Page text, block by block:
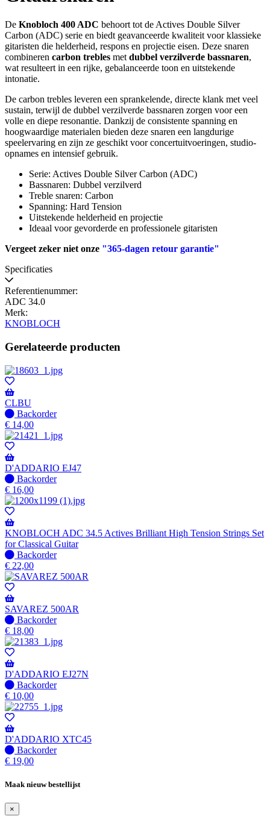
De Knobloch 400 ADC behoort tot de Actives Double Silver
Carbon (ADC) serie en biedt geavanceerde kwaliteit voor klassieke
gitaristen die helderheid, respons en projectie eisen. Deze snaren
combineren carbon trebles met dubbel verzilverde bassnaren,
wat resulteert in een rijke, gebalanceerde toon en uitstekende
intonatie.
De carbon trebles leveren een sprankelende, directe klank met veel
sustain, terwijl de dubbel verzilverde bassnaren zorgen voor een
volle en diepe resonantie. Dankzij de consistente spanning en
hoogwaardige materialen bieden deze snaren een langdurige
speelervaring en zijn ze geschikt voor concertuitvoeringen, studio-
opnames en intensief gebruik.
Serie: Actives Double Silver Carbon (ADC)
Bassnaren: Dubbel verzilverd
Treble snaren: Carbon
Spanning: Hard Tension
Uitstekende helderheid en projectie
Ideaal voor gevorderde en professionele gitaristen
Vergeet zeker niet onze "365-dagen retour garantie"
Specificaties
Referentienummer:
ADC 34.0
Merk:
KNOBLOCH
Gerelateerde producten
CLBU
Niet
op
voorraad
-
Wordt
verzonden
wanneer
beschikbaar
Backorder
€ 14,00
D'ADDARIO EJ47
Niet
op
voorraad
-
Wordt
verzonden
wanneer
beschikbaar
Backorder
€ 16,00
KNOBLOCH ADC 34.5 Actives Brilliant High Tension Strings Set
for Classical Guitar
Niet
op
voorraad
-
Wordt
verzonden
wanneer
beschikbaar
Backorder
€ 22,00
SAVAREZ 500AR
Niet
op
voorraad
-
Wordt
verzonden
wanneer
beschikbaar
Backorder
€ 18,00
D'ADDARIO EJ27N
Niet
op
voorraad
-
Wordt
verzonden
wanneer
beschikbaar
Backorder
€ 10,00
D'ADDARIO XTC45
Niet
op
-
verzonden
wanneer
Backorder
€ 19,00
Maak nieuw bestellijst
×